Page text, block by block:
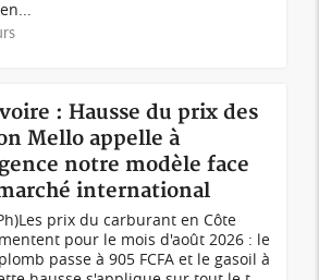
: Hausse du prix des
Mello appelle à
notre modèle face
international
prix du carburant en Côte
pour le mois d'août 2026 : le
passe à 905 FCFA et le gasoil à